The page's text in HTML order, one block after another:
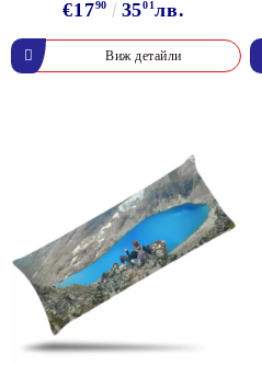
€1790 3501лв.
Виж детайли